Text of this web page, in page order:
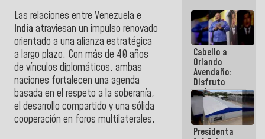
Las relaciones entre Venezuela e
India atraviesan un impulso renovado
orientado a una alianza estratégica
a largo plazo. Con más de 40 años
de vínculos diplomáticos, ambas
naciones fortalecen una agenda
basada en el respeto a la soberanía,
el desarrollo compartido y una sólida
cooperación en foros multilaterales.
Cabello a
Orlando
Avendaño:
Disfruto
cada vez
que escribes
porque lo
que haces
es
Presidenta